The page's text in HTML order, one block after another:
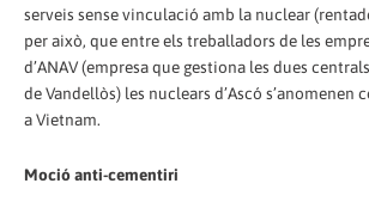
serveis sense vinculació amb la nuclear
per això, que entre els treballadors de les
d’ANAV (empresa que gestiona les dues
de Vandellòs) les nuclears d’Ascó s’anomenen
a Vietnam.
Moció anti-cementiri